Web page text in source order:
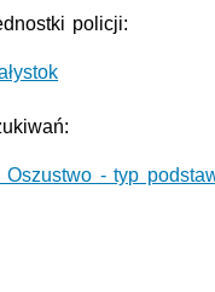
policji:
- typ